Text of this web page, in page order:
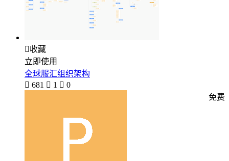
收藏
立即使用
全球服汇组织架构
 681  1  0
免费